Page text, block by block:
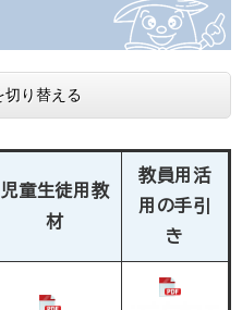
り替える
児童生徒用教
材
教員用活
用の手引
き